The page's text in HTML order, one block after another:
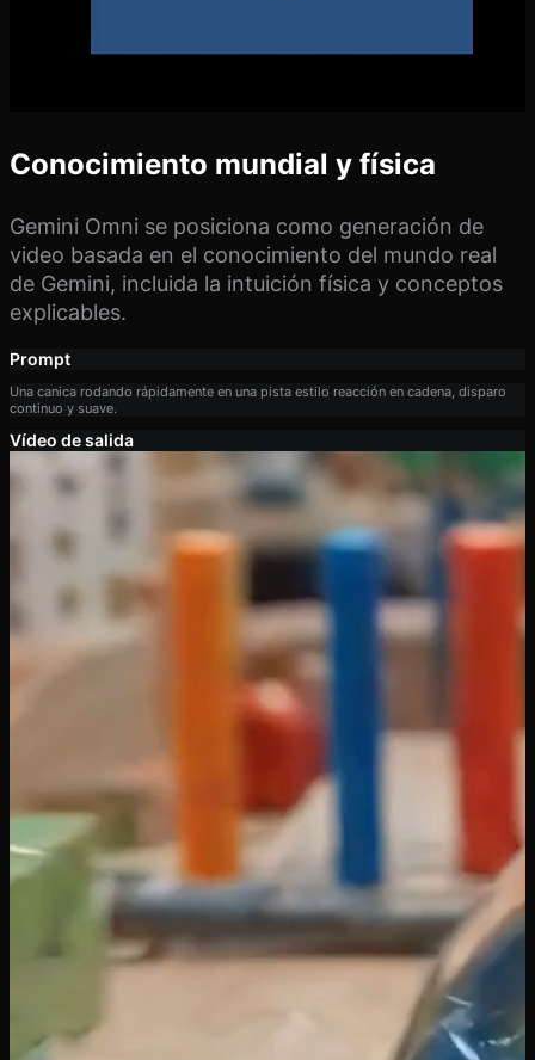
Conocimiento mundial y física
Gemini Omni se posiciona como generación de
video basada en el conocimiento del mundo real
de Gemini, incluida la intuición física y conceptos
explicables.
Prompt
Una canica rodando rápidamente en una pista estilo reacción en cadena, disparo
continuo y suave.
Vídeo de salida